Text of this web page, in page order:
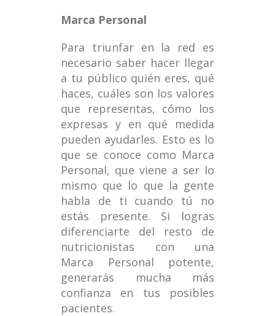
Marca Personal
Para triunfar en la red es
necesario saber hacer llegar
a tu público quién eres, qué
haces, cuáles son los valores
que representas, cómo los
expresas y en qué medida
pueden ayudarles. Esto es lo
que se conoce como Marca
Personal, que viene a ser lo
mismo que lo que la gente
habla de ti cuando tú no
estás presente. Si logras
diferenciarte del resto de
nutricionistas con una
Marca Personal potente,
generarás mucha más
confianza en tus posibles
pacientes.